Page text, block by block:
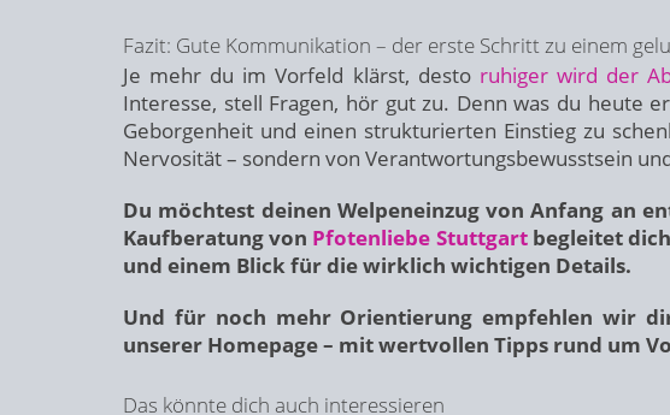
Fazit: Gute Kommunikation – der erste Schritt zu einem
Je mehr du im Vorfeld klärst, desto ruhiger wird der
Interesse, stell Fragen, hör gut zu. Denn was du heute
Geborgenheit und einen strukturierten Einstieg zu
Nervosität – sondern von Verantwortungsbewusstsein
Du möchtest deinen Welpeneinzug von Anfang an
Kaufberatung von Pfotenliebe Stuttgartbegleitet
und einem Blick für die wirklich wichtigen Details.
Und für noch mehr Orientierung empfehlen wir
unserer Homepage – mit wertvollen Tipps rund um
Das könnte dich auch interessieren